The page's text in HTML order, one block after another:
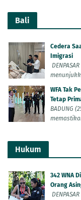
Bali
Cedera
Imigrasi
WFA Tak
Tetap
BADUNG
Hukum
342 WNA
Orang